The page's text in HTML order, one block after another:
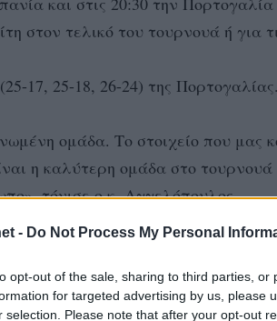
- Do Not Process My Personal
opt-out of the sale, sharing to third parties, or
for targeted advertising by us, please
selection. Please note that after your opt-out
στον τελικό του τουρνουά ή για
17, 25-18, 26-24) της Πορτογαλίας.
ομάδα. Το στοιχείο που μας
η καλύτερη ομάδα στο
τόνισε ο κ. Αγγελόπουλος.
6 (6/9 επ.), Τσέλιος 6 (3/8 επ., 2